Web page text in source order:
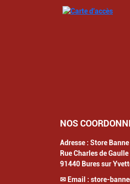
NOS
Adresse : Store Banne
Rue Charles de Gaulle
91440 Bures sur
✉ Email : store-